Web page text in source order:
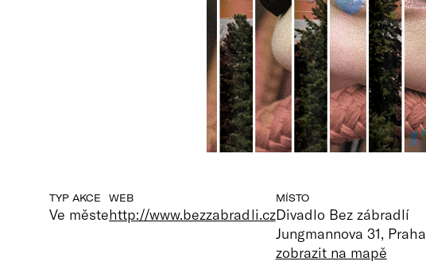
TYP AKCE
Ve měste
WEB
http://www.bezzabradli.cz
MÍSTO
Divadlo Bez zábradlí
Jungmannova 31, Praha
zobrazit na mapě